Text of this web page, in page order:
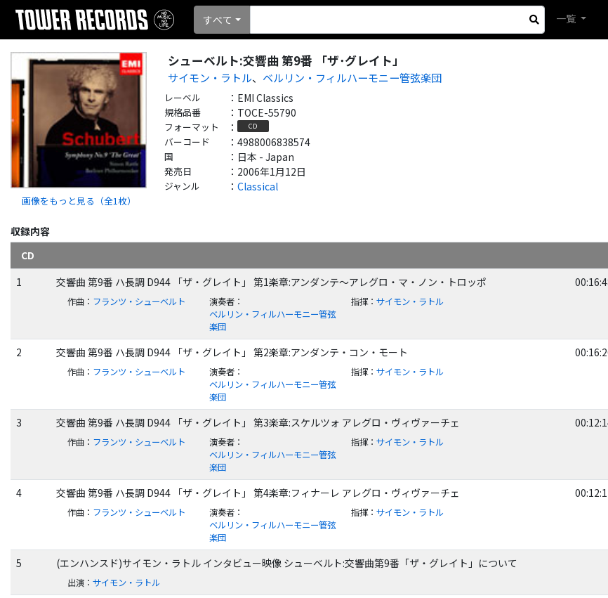
すべて 一覧
画像をもっと見る（全1 枚）
シューベルト:交響曲 第9番 「ザ･グレイト」
サイモン・ラトル、 ベルリン・フィルハーモニー管弦楽団
レーベル ： EMI Classics
規格品番 ： TOCE-55790
フォーマット ： CD
バーコード ： 4988006838574
国 ： 日本 - Japan
発売日 ： 2006年1月12日
ジャンル ： Classical
収録内容
CD
1
交響曲 第9番 ハ長調 D944 「ザ・グレイト」 第1楽章:アンダンテ～アレグロ・マ・ノン・トロッポ
作曲 ： フランツ・シューベルト 演奏者 ：
ベルリン・フィルハーモニー管弦
楽団
指揮：サイモン・ラトル
2 交響曲 第9番 ハ長調 D944 「ザ・グレイト」 第2楽章:アンダンテ・コン・モート
作曲 ： フランツ・シューベルト 演奏者 ：
ベルリン・フィルハーモニー管弦
楽団
指揮：サイモン・ラトル
3 交響曲 第9番 ハ長調 D944 「ザ・グレイト」 第3楽章:スケルツォ アレグロ・ヴィヴァーチェ
作曲 ： フランツ・シューベルト 演奏者 ：
ベルリン・フィルハーモニー管弦
楽団
指揮：サイモン・ラトル
4 交響曲 第9番 ハ長調 D944 「ザ・グレイト」 第4楽章:フィナーレ アレグロ・ヴィヴァーチェ
作曲 ： フランツ・シューベルト 演奏者 ：
ベルリン・フィルハーモニー管弦
楽団
指揮：サイモン・ラトル
5 (エンハンスド)サイモン・ラトル インタビュー映像 シューベルト:交響曲第9番「ザ・グレイト」について
出演 ：サイモン・ラトル